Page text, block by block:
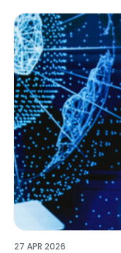
27 APR 2026